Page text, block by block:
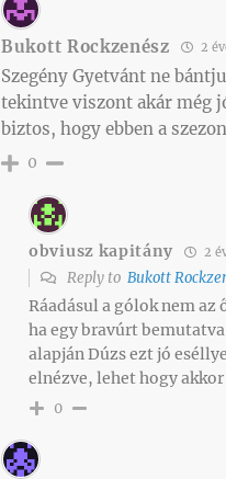
Bukott Rockzenész 2
Szegény Gyetvánt ne
tekintve viszont akár még
biztos, hogy ebben a
0
obviusz kapitány 2
Reply to Bukott
Ráadásul a gólok nem
ha egy bravúrt
alapján Dúzs ezt jó
elnézve, lehet hogy
0